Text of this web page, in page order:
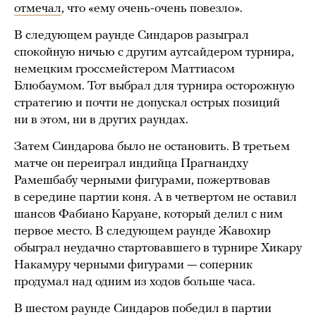
отмечал, что «ему очень-очень повезло».
В следующем раунде Синдаров разыграл
спокойную ничью с другим аутсайдером турнира,
немецким гроссмейстером Маттиасом
Блюбаумом. Тот выбрал для турнира осторожную
стратегию и почти не допускал острых позиций
ни в этом, ни в других раундах.
Затем Синдарова было не остановить. В третьем
матче он переиграл индийца Прагнандху
Рамешбабу черными фигурами, пожертвовав
в середине партии коня. А в четвертом не оставил
шансов Фабиано Каруане, который делил с ним
первое место. В следующем раунде Жавохир
обыграл неудачно стартовавшего в турнире Хикару
Накамуру черными фигурами — соперник
продумал над одним из ходов больше часа.
В шестом раунде Синдаров победил в партии